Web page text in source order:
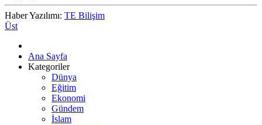
Haber Yazılımı: TE Bilişim
Üst
Ana Sayfa
Kategoriler
Dünya
Eğitim
Ekonomi
Gündem
İslam